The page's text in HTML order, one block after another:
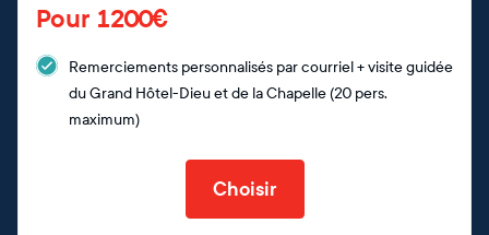
Pour 1200€
Remerciements personnalisés par courriel + visite guidée
du Grand Hôtel-Dieu et de la Chapelle (20 pers.
maximum)
Choisir